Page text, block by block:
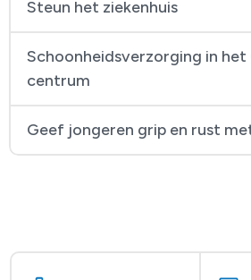
Steun het ziekenhuis
Schoonheidsverzorging in
centrum
Geef jongeren grip en rust